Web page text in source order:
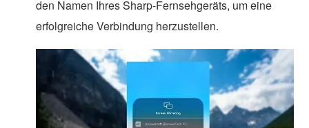
den Namen Ihres Sharp-Fernsehgeräts, um eine
erfolgreiche Verbindung herzustellen.